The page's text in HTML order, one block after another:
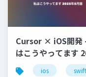
Cursor × iOS開発
はこうやってます
年5月版ios swift